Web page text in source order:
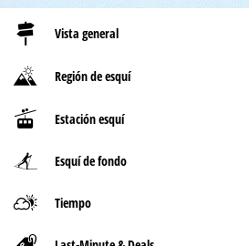
Vista general
Región de esquí
Estación esquí
Esquí de fondo
Tiempo